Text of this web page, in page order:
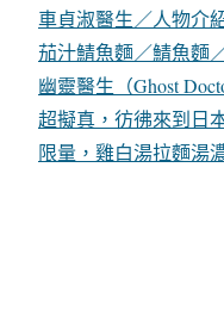
車貞淑醫生／人物介
茄汁鯖魚麵／鯖魚麵
幽靈醫生（Ghost
超擬真，彷彿來到日
限量，雞白湯拉麵湯